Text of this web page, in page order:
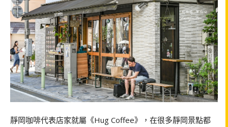
靜岡咖啡代表店家就屬《Hug Coffee》，在很多靜岡景點都